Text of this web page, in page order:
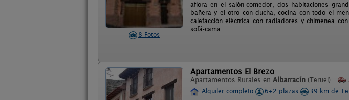
8 Fotos
aflora en el salón-comedor, dos habitaciones
bañera y el otro con ducha, cocina con todo el
calefacción eléctrica con radiadores y chimenea
sofá-cama.
Apartamentos El Brezo
Apartamentos Rurales en Albarracín (Teruel)
Alquiler completo
6+2 plazas
39 km de